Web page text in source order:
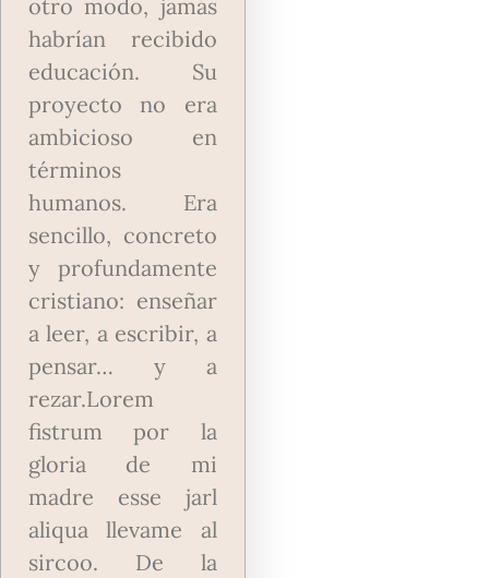
otro modo, jamás
habrían recibido
educación. Su
proyecto no era
ambicioso en
términos
humanos. Era
sencillo, concreto
y profundamente
cristiano: enseñar
a leer, a escribir, a
pensar… y a
rezar.Lorem
fistrum por la
gloria de mi
madre esse jarl
aliqua llevame al
sircoo. De la